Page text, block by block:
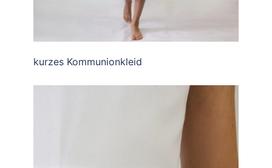
kurzes Kommunionkleid